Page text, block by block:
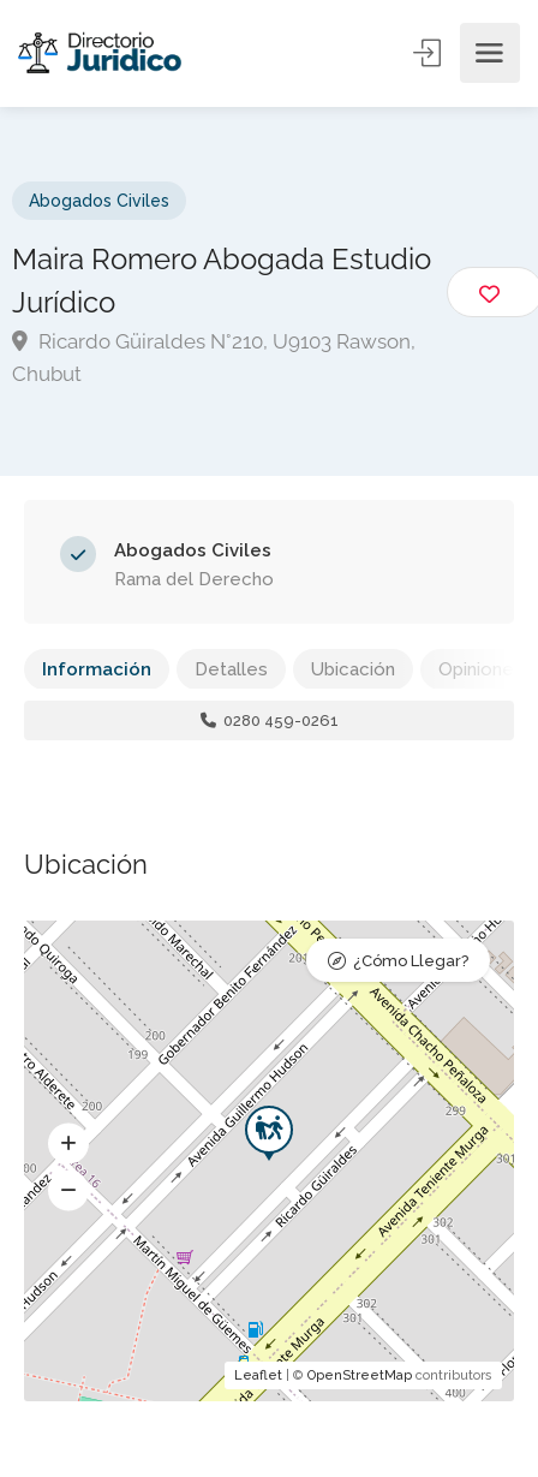
Abogados Civiles
Maira Romero Abogada Estudio
Jurídico
Ricardo Güiraldes N°210, U9103 Rawson,
Chubut
Abogados Civiles
Rama del Derecho
Información Detalles Ubicación Opiniones
0280 459-0261
Ubicación
Leaflet | © OpenStreetMap contributors
¿Cómo Llegar?